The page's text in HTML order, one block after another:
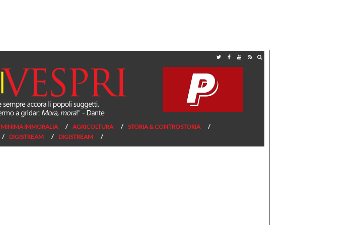
MINIMA IMMORALIA AGRICOLTURA
STORIA & CONTROSTORIA
DIGISTREAM DIGISTREAM